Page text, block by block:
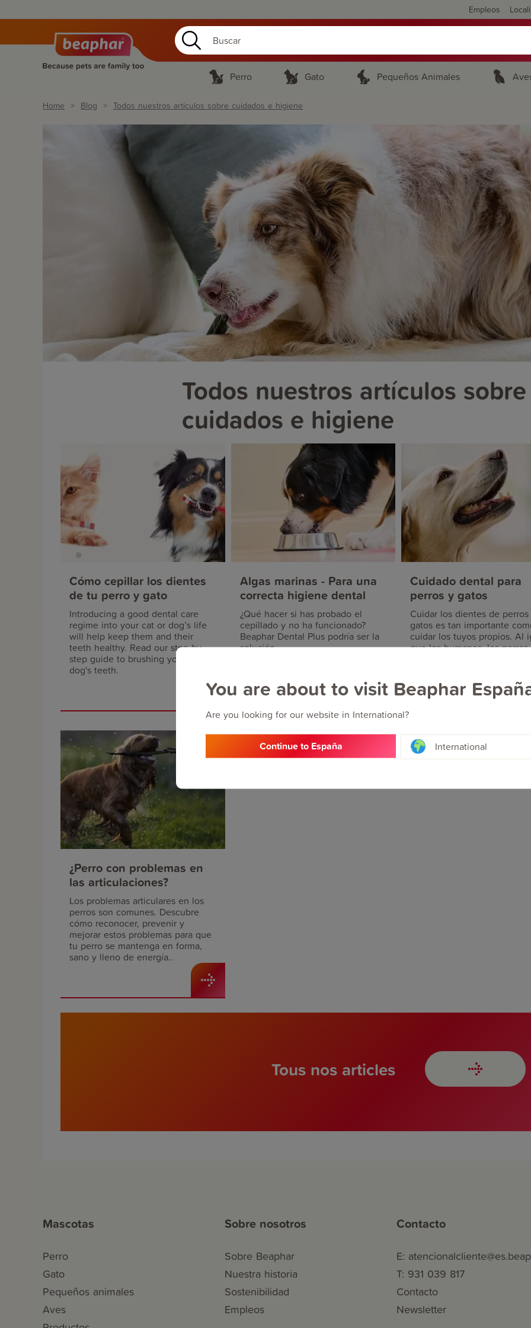
Empleos
You are about to visit Beaphar
Are you looking for our website in International?
Continue to España International
Perro Gato Pequeños Animales
Home Blog Todos nuestros artículos sobre cuidados e higiene
Todos nuestros artículos sobre
cuidados e higiene
Cómo cepillar los dientes
de tu perro y gato
Introducing a good dental care
regime into your cat or dog’s life
will help keep them and their
teeth healthy. Read our step-by-
step guide to brushing your cat or
dog's teeth.
Algas marinas - Para una
correcta higiene dental
¿Qué hacer si has probado el
cepillado y no ha funcionado?
Beaphar Dental Plus podría ser la
solución.
Cuidado dental para
perros y gatos
Cuidar los dientes de
gatos es tan importante
cuidar los tuyos propios. Al
que los humanos, los
¿Perro con problemas en
las articulaciones?
Los problemas articulares en los
perros son comunes. Descubre
cómo reconocer, prevenir y
mejorar estos problemas para que
tu perro se mantenga en forma,
sano y lleno de energía..
Tous nos articles
Mascotas
Perro
Gato
Pequeños animales
Aves
Sobre nosotros
Sobre Beaphar
Nuestra historia
Sostenibilidad
Empleos
Contacto
E:
T: 931 039 817
Contacto
Newsletter